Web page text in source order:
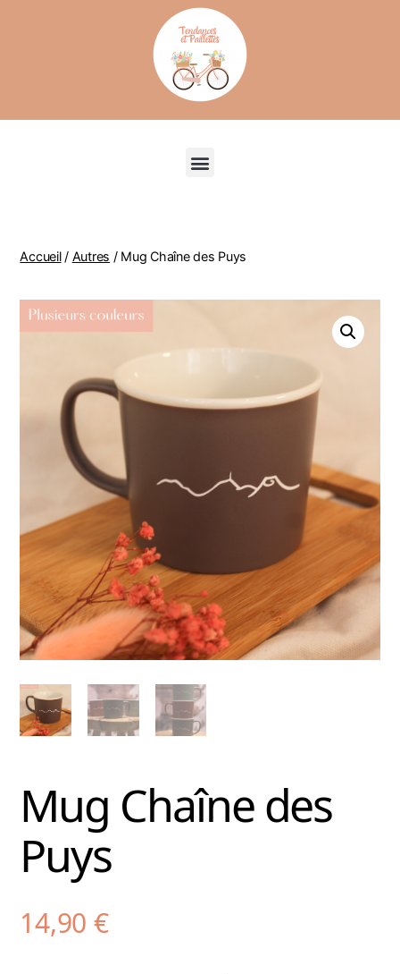
Accueil/ Autres / Mug Chaîne des Puys
Mug Chaîne des
Puys
14,90 €